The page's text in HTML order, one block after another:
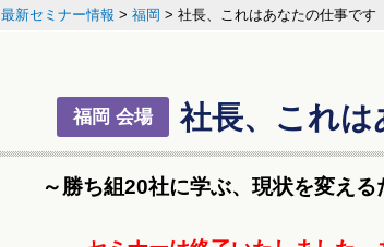
最新セミナー情報 > 福岡 > 社長、これはあなたの仕事です
福岡 会場 社長、これ
～勝ち組20社に学ぶ、現状を変え